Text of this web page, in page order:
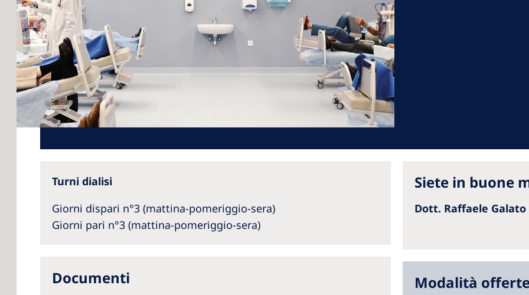
Romania
Russia
Asia Pacific
Asia Pacific
Australia
Philippines
Global Website
Turni dialisi
Giorni dispari n°3 (mattina-pomeriggio-sera)
Giorni pari n°3 (mattina-pomeriggio-sera)
Documenti
Siete in buone
Dott. Raffaele Galato
Modalità